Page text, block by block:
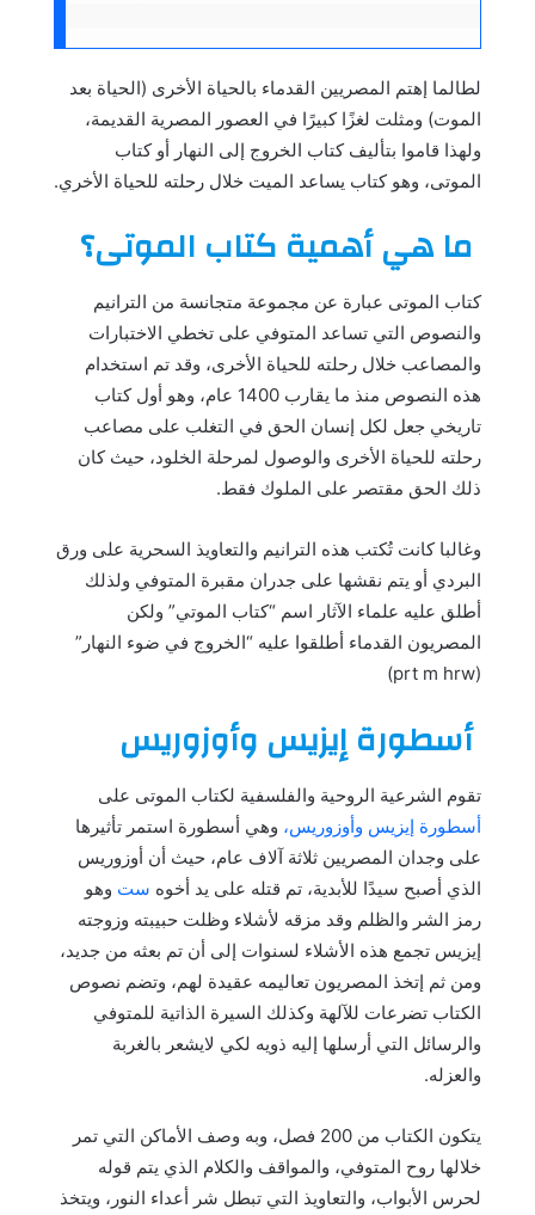
لطالما إهتم المصريين القدماء بالحياة الأخرى (الحياة بعد
الموت) ومثلت لغزًا كبيرًا في العصور المصرية القديمة،
ولهذا قاموا بتأليف كتاب الخروج إلى النهار أو كتاب
الموتى، وهو كتاب يساعد الميت خلال رحلته للحياة الأخري.
ما هي أهمية كتاب الموتى؟
كتاب الموتى عبارة عن مجموعة متجانسة من الترانيم
والنصوص التي تساعد المتوفي على تخطي الاختبارات
والمصاعب خلال رحلته للحياة الأخرى، وقد تم استخدام
هذه النصوص منذ ما يقارب 1400 عام، وهو أول كتاب
تاريخي جعل لكل إنسان الحق في التغلب على مصاعب
رحلته للحياة الأخرى والوصول لمرحلة الخلود، حيث كان
ذلك الحق مقتصر على الملوك فقط.
وغالبا كانت تُكتب هذه الترانيم والتعاويذ السحرية على ورق
البردي أو يتم نقشها على جدران مقبرة المتوفي ولذلك
أطلق عليه علماء الآثار اسم “كتاب الموتي” ولكن
المصريون القدماء أطلقوا عليه “الخروج في ضوء النهار”
(prt m hrw)
أسطورة إيزيس وأوزوريس
تقوم الشرعية الروحية والفلسفية لكتاب الموتى على
أسطورة إيزيس وأوزوريس، وهي أسطورة استمر تأثيرها
على وجدان المصريين ثلاثة آلاف عام، حيث أن أوزوريس
الذي أصبح سيدًا للأبدية، تم قتله على يد أخوه ست وهو
رمز الشر والظلم وقد مزقه لأشلاء وظلت حبيبته وزوجته
إيزيس تجمع هذه الأشلاء لسنوات إلى أن تم بعثه من جديد،
ومن ثم إتخذ المصريون تعاليمه عقيدة لهم، وتضم نصوص
الكتاب تضرعات للآلهة وكذلك السيرة الذاتية للمتوفي
والرسائل التي أرسلها إليه ذويه لكي لايشعر بالغربة
والعزله.
يتكون الكتاب من 200 فصل، وبه وصف الأماكن التي تمر
خلالها روح المتوفي، والمواقف والكلام الذي يتم قوله
لحرس الأبواب، والتعاويذ التي تبطل شر أعداء النور، ويتخذ